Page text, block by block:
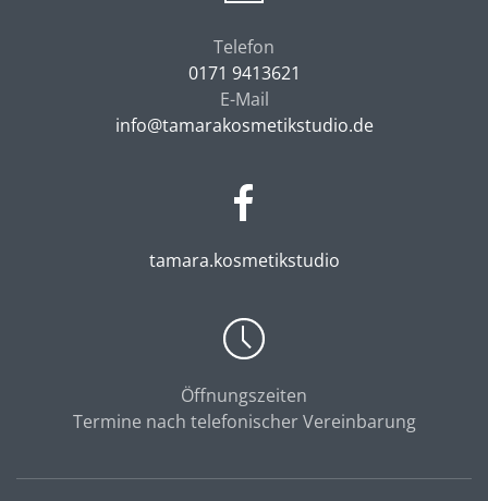
Telefon
0171 9413621
E-Mail
info@tamarakosmetikstudio.de
tamara.kosmetikstudio
Öffnungszeiten
Termine nach telefonischer Vereinbarung